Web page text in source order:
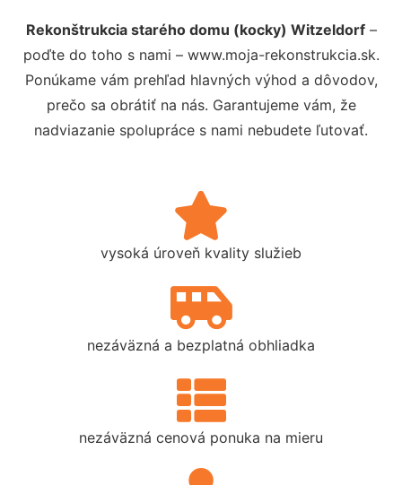
Rekonštrukcia starého domu (kocky) Witzeldorf–
poďte do toho s nami – www.moja-rekonstrukcia.sk.
Ponúkame vám prehľad hlavných výhod a dôvodov,
prečo sa obrátiť na nás. Garantujeme vám, že
nadviazanie spolupráce s nami nebudete ľutovať.
vysoká úroveň kvality služieb
nezáväzná a bezplatná obhliadka
nezáväzná cenová ponuka na mieru